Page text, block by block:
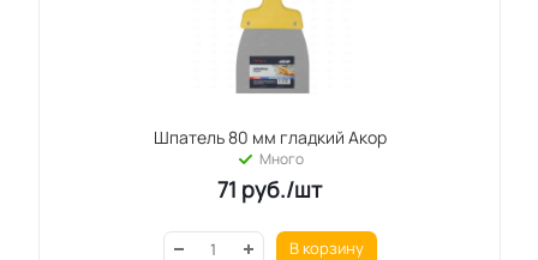
Шпатель 80 мм гладкий Акор
Много
71 руб./шт
В корзину